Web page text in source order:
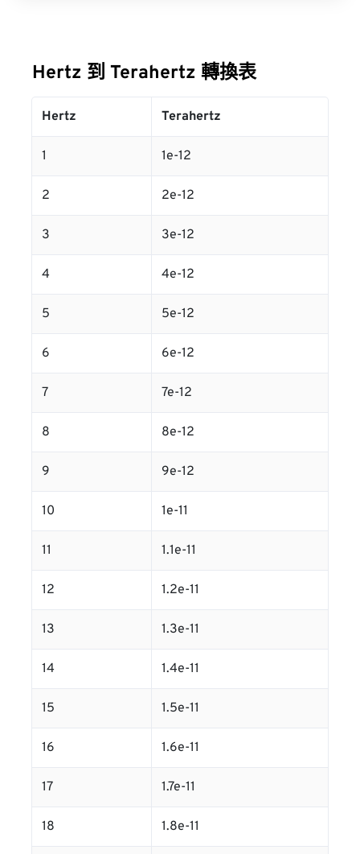
Hertz 到 Terahertz 轉換表
Hertz Terahertz
1 1e-12
2 2e-12
3 3e-12
4 4e-12
5 5e-12
6 6e-12
7 7e-12
8 8e-12
9 9e-12
10 1e-11
11 1.1e-11
12 1.2e-11
13 1.3e-11
14 1.4e-11
15 1.5e-11
16 1.6e-11
17 1.7e-11
18 1.8e-11